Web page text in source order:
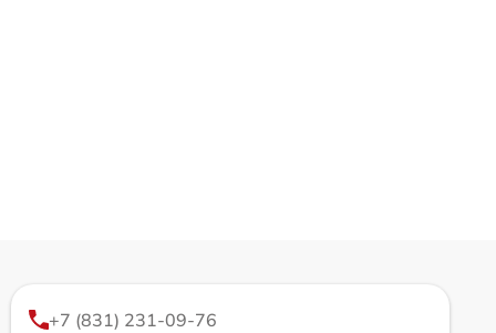
+7 (831) 231-09-76